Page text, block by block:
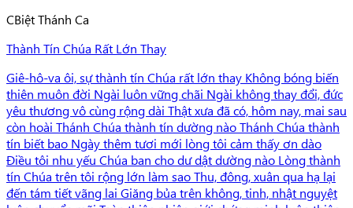
CBiệt Thánh Ca
Thành Tín Chúa Rất Lớn Thay
Giê-hô-va ôi, sự thành tín Chúa rất lớn thay Không bóng biến
thiên muôn đời Ngài luôn vững chãi Ngài không thay đổi, đức
yêu thương vô cùng rộng dài Thật xưa đã có, hôm nay, mai sau
còn hoài Thánh Chúa thành tín dường nào Thánh Chúa thành
tín biết bao Ngày thêm tươi mới lòng tôi cảm thấy ơn dào
Điều tôi nhu yếu Chúa ban cho dư dật dường nào Lòng thành
tín Chúa trên tôi rộng lớn làm sao Thu, đông, xuân qua hạ lại
đến tám tiết vãng lai Giăng bủa trên không, tinh, nhật nguyệt